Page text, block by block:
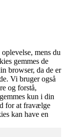
mens du
gemmes de
browser, da de er
Vi bruger også
og forstå,
kun i din
for at fravælge
kan have en